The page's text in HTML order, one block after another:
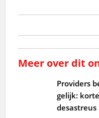
Meer over dit
Providers
gelijk: